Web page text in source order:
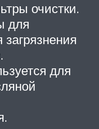
очистки.
для
для